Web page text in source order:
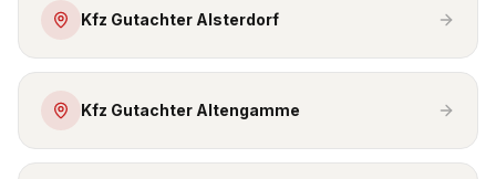
Kfz Gutachter Alsterdorf
Kfz Gutachter Altengamme